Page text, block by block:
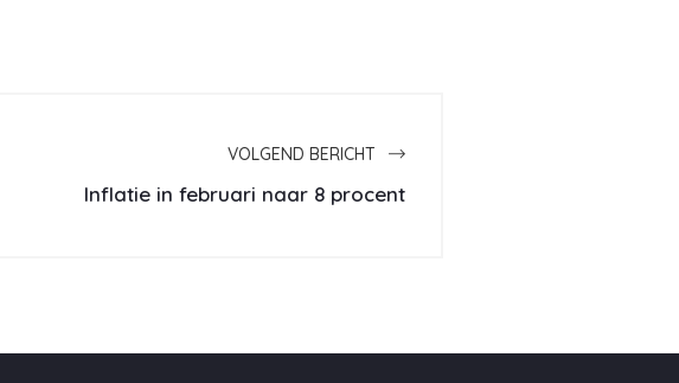
VOLGEND BERICHT
Inflatie in februari naar 8 procent